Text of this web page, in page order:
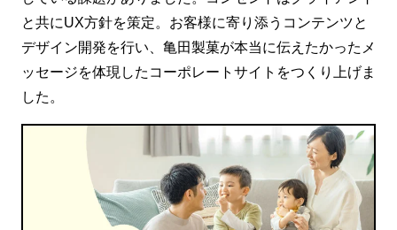
と共にUX方針を策定。お客様に寄り添うコンテンツと
デザイン開発を行い、亀田製菓が本当に伝えたかったメ
ッセージを体現したコーポレートサイトをつくり上げま
した。